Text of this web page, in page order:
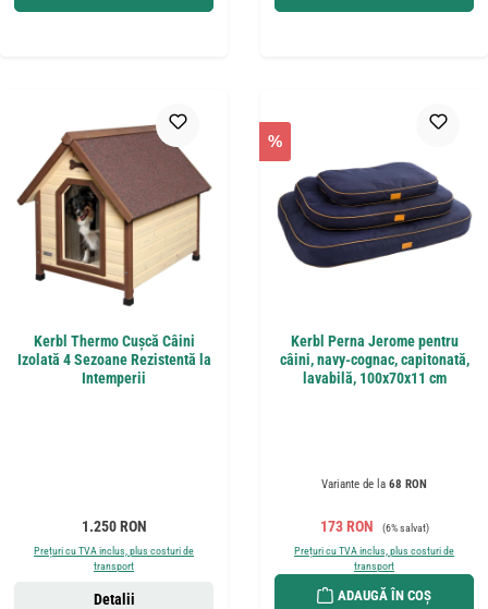
Kerbl Thermo Cușcă Câini
Izolată 4 Sezoane Rezistentă la
Intemperii
Preț obișnuit:
1.250 RON
Prețuri cu TVA inclus, plus costuri de
transport
Detalii
%
Kerbl Perna Jerome pentru
câini, navy-cognac, capitonată,
lavabilă, 100x70x11 cm
Variante de la 68 RON
Preț de vânzare:
173 RON Preț obișnuit:
(6% salvat)
Prețuri cu TVA inclus, plus costuri de
transport
ADAUGĂ ÎN COȘ